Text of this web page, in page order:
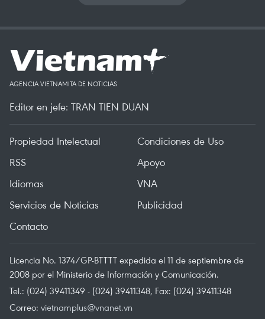
AGENCIA VIETNAMITA DE NOTICIAS
Editor en jefe: TRAN TIEN DUAN
Propiedad Intelectual
Condiciones de Uso
RSS
Apoyo
Idiomas
VNA
Servicios de Noticias
Publicidad
Contacto
Licencia No. 1374/GP-BTTTT expedida el 11 de septiembre de
2008 por el Ministerio de Información y Comunicación.
Tel.: (024) 39411349 - (024) 39411348, Fax: (024) 39411348
Correo: vietnamplus@vnanet.vn